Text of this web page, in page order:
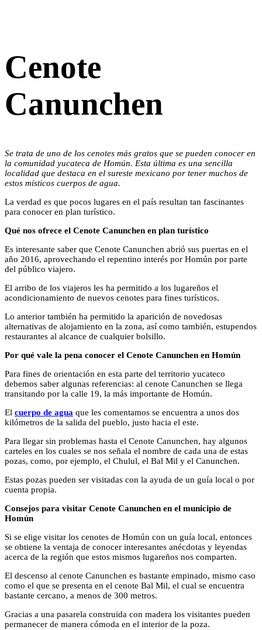
Cenote
Canunchen
Se trata de uno de los cenotes más gratos que se pueden conocer en
la comunidad yucateca de Homún. Esta última es una sencilla
localidad que destaca en el sureste mexicano por tener muchos de
estos místicos cuerpos de agua.
La verdad es que pocos lugares en el país resultan tan fascinantes
para conocer en plan turístico.
Qué nos ofrece el Cenote Canunchen en plan turístico
Es interesante saber que Cenote Canunchen abrió sus puertas en el
año 2016, aprovechando el repentino interés por Homún por parte
del público viajero.
El arribo de los viajeros les ha permitido a los lugareños el
acondicionamiento de nuevos cenotes para fines turísticos.
Lo anterior también ha permitido la aparición de novedosas
alternativas de alojamiento en la zona, así como también, estupendos
restaurantes al alcance de cualquier bolsillo.
Por qué vale la pena conocer el Cenote Canunchen en Homún
Para fines de orientación en esta parte del territorio yucateco
debemos saber algunas referencias: al cenote Canunchen se llega
transitando por la calle 19, la más importante de Homún.
El cuerpo de agua que les comentamos se encuentra a unos dos
kilómetros de la salida del pueblo, justo hacia el este.
Para llegar sin problemas hasta el Cenote Canunchen, hay algunos
carteles en los cuales se nos señala el nombre de cada una de estas
pozas, como, por ejemplo, el Chulul, el Bal Mil y el Canunchen.
Estas pozas pueden ser visitadas con la ayuda de un guía local o por
cuenta propia.
Consejos para visitar Cenote Canunchen en el municipio de
Homún
Si se elige visitar los cenotes de Homún con un guía local, entonces
se obtiene la ventaja de conocer interesantes anécdotas y leyendas
acerca de la región que estos mismos lugareños nos comparten.
El descenso al cenote Canunchen es bastante empinado, mismo caso
como el que se presenta en el cenote Bal Mil, el cual se encuentra
bastante cercano, a menos de 300 metros.
Gracias a una pasarela construida con madera los visitantes pueden
permanecer de manera cómoda en el interior de la poza.